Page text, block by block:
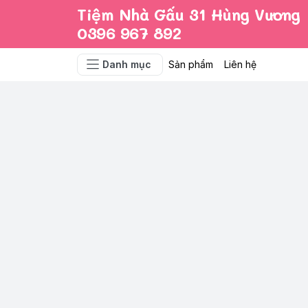
Tiệm Nhà Gấu 31 Hùng Vương
0396 967 892
Danh mục Sản phẩm Liên hệ